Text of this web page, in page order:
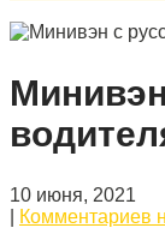
10 июня, 2021
Комментариев